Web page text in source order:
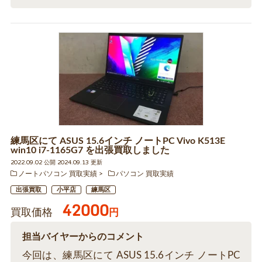
練馬区にて ASUS 15.6インチ ノートPC Vivo K513E
win10 i7-1165G7 を出張買取しました
2022.09.02 公開 2024.09.13 更新
ノートパソコン 買取実績
パソコン 買取実績
出張買取 小平店 練馬区
買取価格 42000円
担当バイヤーからのコメント
今回は、練馬区にて ASUS 15.6インチ ノートPC